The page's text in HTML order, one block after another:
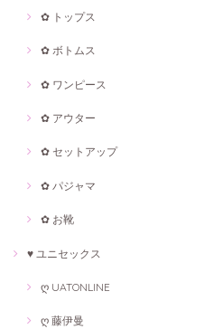
✿ トップス
✿ ボトムス
✿ ワンピース
✿ アウター
✿ セットアップ
✿ パジャマ
✿ お靴
♥ ユニセックス
ღ UATONLINE
ღ 藤伊曼